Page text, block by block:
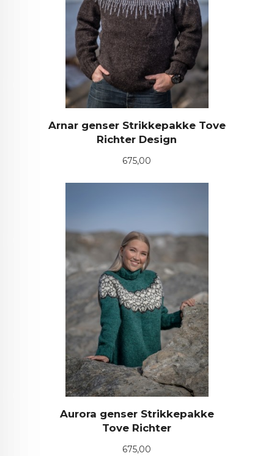
Arnar genser Strikkepakke Tove
Richter Design
Pris
675,00
Aurora genser Strikkepakke
Tove Richter
Pris
675,00